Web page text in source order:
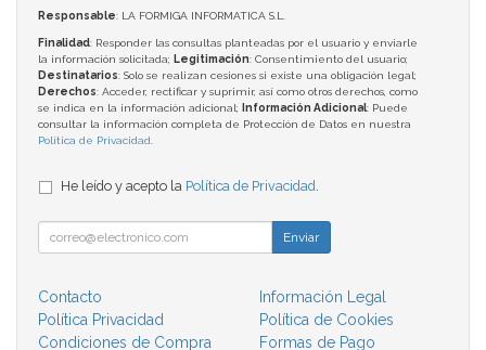
Responsable: LA FORMIGA INFORMATICA S.L.
Finalidad: Responder las consultas planteadas por el usuario y enviarle
la información solicitada; Legitimación: Consentimiento del usuario;
Destinatarios: Solo se realizan cesiones si existe una obligación legal;
Derechos: Acceder, rectificar y suprimir, así como otros derechos, como
se indica en la información adicional;
Información Adicional: Puede
consultar la información completa de Protección de Datos en nuestra
Política de Privacidad.
He leído y acepto la Política de Privacidad.
Enviar
Contacto
Información Legal
Política Privacidad
Política de Cookies
Condiciones de Compra
Formas de Pago